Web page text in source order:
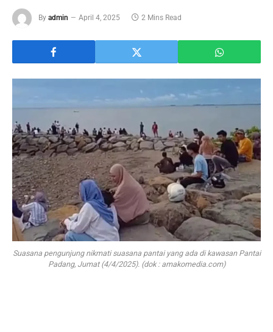
By admin April 4, 2025 2 Mins Read
Suasana pengunjung nikmati suasana pantai yang ada di kawasan Pantai
Padang, Jumat (4/4/2025). (dok : amakomedia.com)